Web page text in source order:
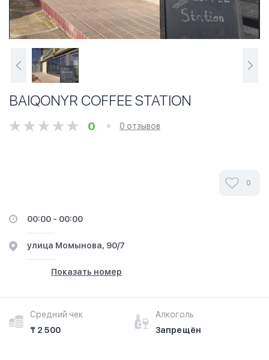
BAIQONYR COFFEE STATION
0 0 отзывов
0
00:00 - 00:00
​улица Момынова, 90/7
Показать номер
Средний чек
₸ 2 500
Алкоголь
Запрещён